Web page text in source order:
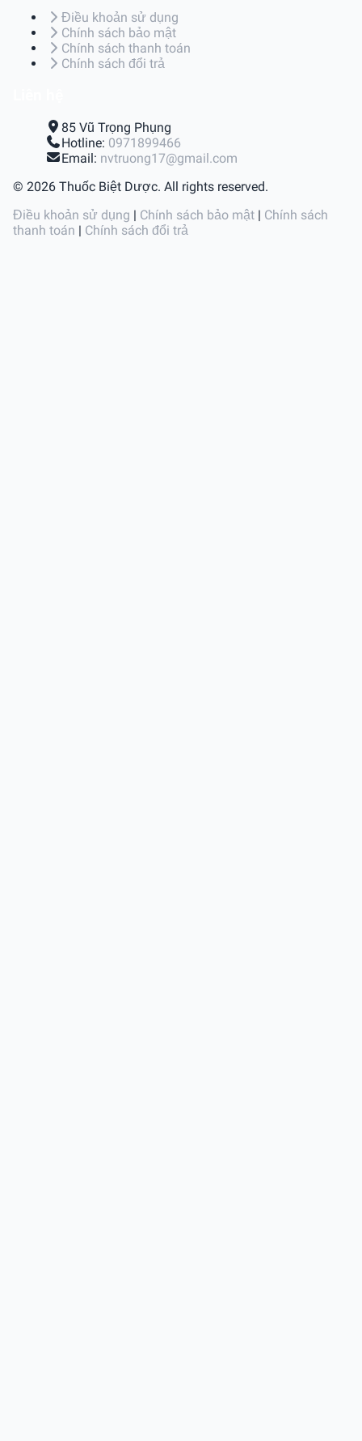
Điều khoản sử dụng
Chính sách bảo mật
Chính sách thanh toán
Chính sách đổi trả
85 Vũ Trọng Phụng
Hotline: 0971899466
Email: nvtruong17@gmail.com
© 2026 Thuốc Biệt Dược. All rights reserved.
Điều khoản sử dụng | Chính sách bảo mật | Chính sách
thanh toán | Chính sách đổi trả